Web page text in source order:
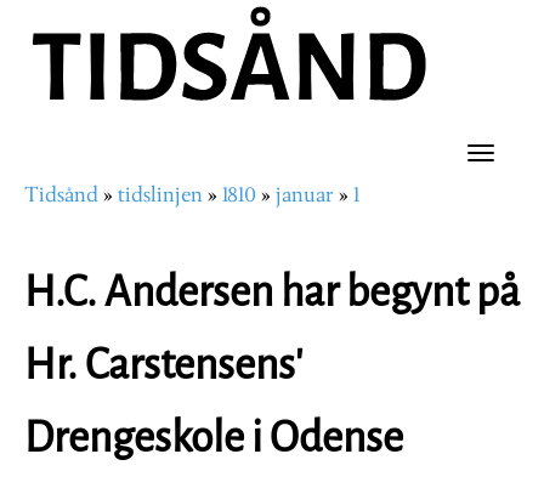
hovedinnhold
Toggle
Navigasjonssti
Tidsånd tidslinjen 1810 januar 1
H.C. Andersen har begynt på
Hr. Carstensens'
Drengeskole i Odense